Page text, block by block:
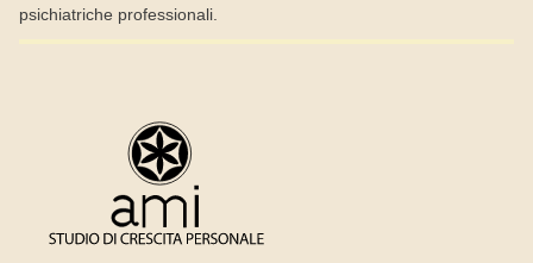
psichiatriche professionali.